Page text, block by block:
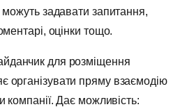
можуть задавати запитання,
оцінки тощо.
для розміщення
організувати пряму взаємодію
компанії. Дає можливість: